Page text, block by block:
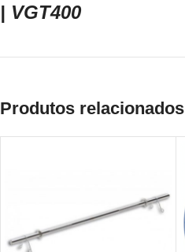
| VGT400
Produtos relacionados